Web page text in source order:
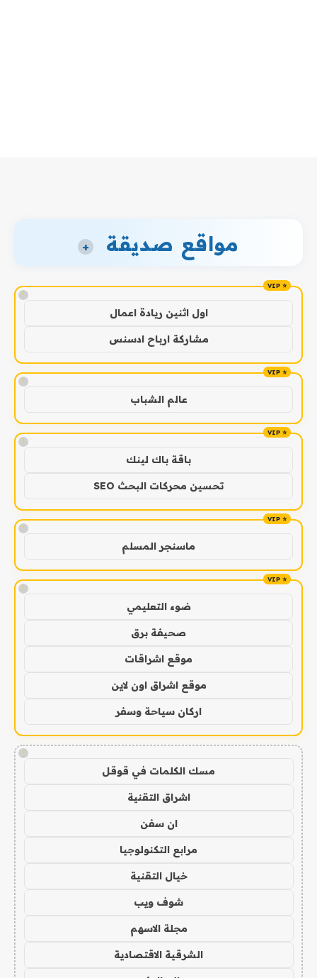
مواقع صديقة +
!
اول اثنين ريادة اعمال
مشاركة ارباح ادسنس
!
عالم الشباب
!
باقة باك لينك
تحسين محركات البحث SEO
!
ماسنجر المسلم
!
ضوء التعليمي
صحيفة برق
موقع اشراقات
موقع اشراق اون لاين
اركان سياحة وسفر
!
مسك الكلمات في قوقل
اشراق التقنية
ان سفن
مرابع التكنولوجيا
خيال التقنية
شوف ويب
مجلة الاسهم
الشرقية الاقتصادية